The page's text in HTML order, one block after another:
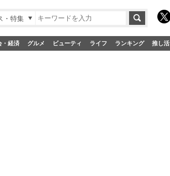
・特集
・経済 グルメ ビューティ ライフ ランキング 推し活